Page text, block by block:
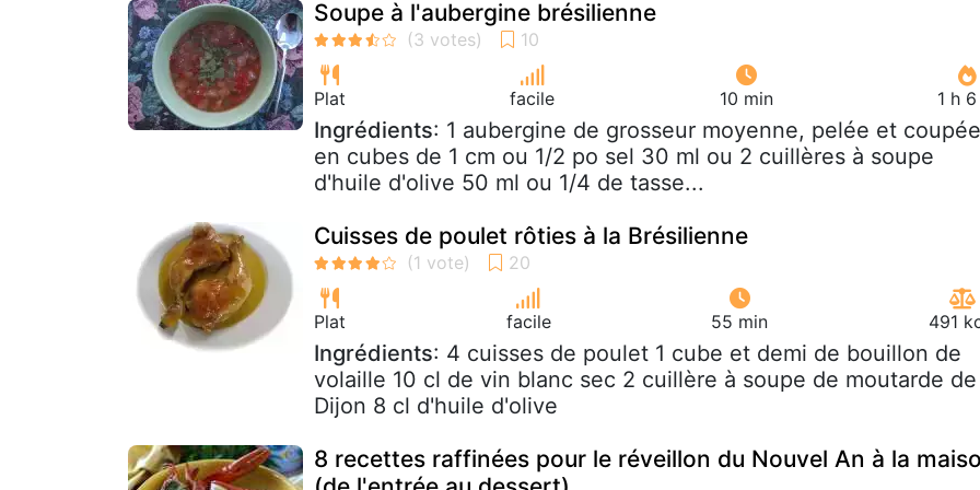
Soupe à l'aubergine brésilienne
Plat facile 10 min 1 h
Ingrédients: 1 aubergine de grosseur moyenne, pelée et coupée
en cubes de 1 cm ou 1/2 po sel 30 ml ou 2 cuillères à soupe
d'huile d'olive 50 ml ou 1/4 de tasse...
Cuisses de poulet rôties à la Brésilienne
Plat facile 55 min 491
Ingrédients: 4 cuisses de poulet 1 cube et demi de bouillon de
volaille 10 cl de vin blanc sec 2 cuillère à soupe de moutarde de
Dijon 8 cl d'huile d'olive
8 recettes raffinées pour le réveillon du Nouvel An à la